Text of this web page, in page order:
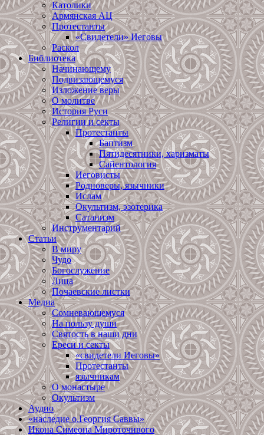
Католики
Армянская АЦ
Протестанты
«Свидетели» Иеговы
Раскол
Библиотека
Начинающему
Подвизающемуся
Изложение веры
О молитве
История Руси
Религии и секты
Протестанты
Баптизм
Пятидесятники, харизматы
Сайентология
Иеговисты
Родноверы, язычники
Ислам
Окультизм, эзотерика
Сатанизм
Инструментарий
Статьи
В миру
Чудо
Богослужение
Лица
Почаевские листки
Медиа
Сомневающемуся
На пользу души
Святость в наши дни
Ереси и секты
«свидетели Иеговы»
Протестанты
язычникам
О монастыре
Окультизм
Аудио
«наследие о.Георгия Саввы»
Икона Симеона Мироточивого